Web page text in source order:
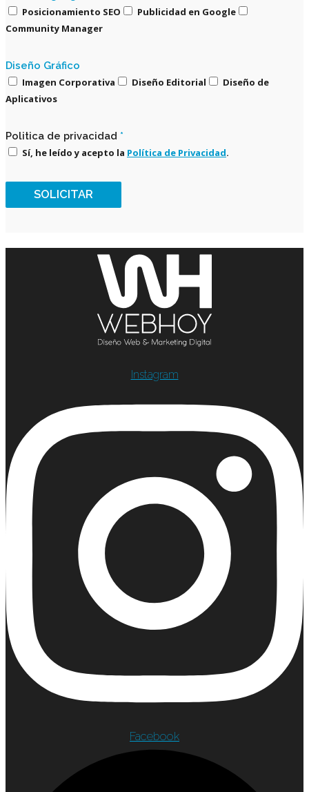
Posicionamiento SEO
Publicidad en Google
Community Manager
Diseño Gráfico
Imagen Corporativa Diseño Editorial
Diseño de
Aplicativos
Politica de privacidad *
Sí, he leído y acepto la Política de Privacidad.
SOLICITAR
Instagram
Facebook